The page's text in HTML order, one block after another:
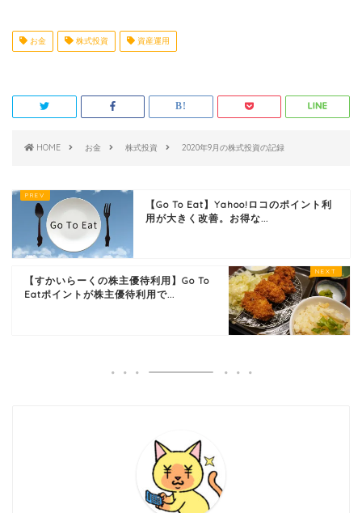
お金 株式投資 資産運用
HOME お金 株式投資 2020年9月の株式投資の記録
【Go To Eat】Yahoo!ロコのポイント利
用が大きく改善。お得な...
【すかいらーくの株主優待利用】Go To
Eatポイントが株主優待利用で...